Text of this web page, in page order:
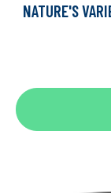
NATURE'S